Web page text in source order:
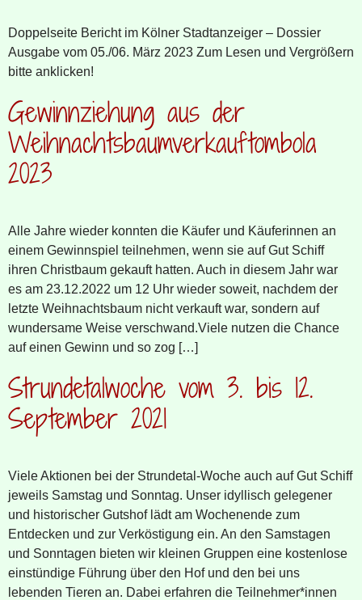
Doppelseite Bericht im Kölner Stadtanzeiger – Dossier
Ausgabe vom 05./06. März 2023 Zum Lesen und Vergrößern
bitte anklicken!
Gewinnziehung aus der
Weihnachtsbaumverkauftombola
2023
Alle Jahre wieder konnten die Käufer und Käuferinnen an
einem Gewinnspiel teilnehmen, wenn sie auf Gut Schiff
ihren Christbaum gekauft hatten. Auch in diesem Jahr war
es am 23.12.2022 um 12 Uhr wieder soweit, nachdem der
letzte Weihnachtsbaum nicht verkauft war, sondern auf
wundersame Weise verschwand.Viele nutzen die Chance
auf einen Gewinn und so zog […]
Strundetalwoche vom 3. bis 12.
September 2021
Viele Aktionen bei der Strundetal-Woche auch auf Gut Schiff
jeweils Samstag und Sonntag. Unser idyllisch gelegener
und historischer Gutshof lädt am Wochenende zum
Entdecken und zur Verköstigung ein. An den Samstagen
und Sonntagen bieten wir kleinen Gruppen eine kostenlose
einstündige Führung über den Hof und den bei uns
lebenden Tieren an. Dabei erfahren die Teilnehmer*innen